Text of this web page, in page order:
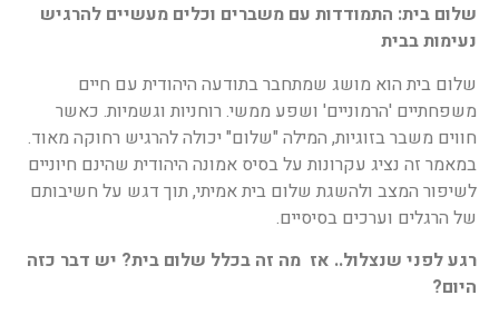
שלום בית: התמודדות עם משברים וכלים מעשיים להרגיש
נעימות בבית
שלום בית הוא מושג שמתחבר בתודעה היהודית עם חיים
משפחתיים 'הרמוניים' ושפע ממשי. רוחניות וגשמיות. כאשר
חווים משבר בזוגיות, המילה "שלום" יכולה להרגיש רחוקה מאוד.
במאמר זה נציג עקרונות על בסיס אמונה היהודית שהינם חיוניים
לשיפור המצב ולהשגת שלום בית אמיתי, תוך דגש על חשיבותם
של הרגלים וערכים בסיסיים.
רגע לפני שנצלול.. אז מה זה בכלל שלום בית? יש דבר כזה
היום?